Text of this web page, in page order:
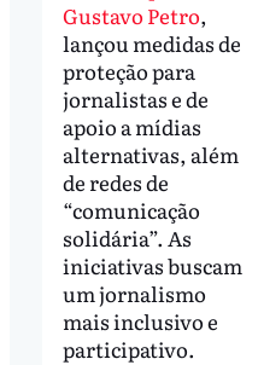
Gustavo Petro,
lançou medidas de
proteção para
jornalistas e de
apoio a mídias
alternativas, além
de redes de
“comunicação
solidária”. As
iniciativas buscam
um jornalismo
mais inclusivo e
participativo.